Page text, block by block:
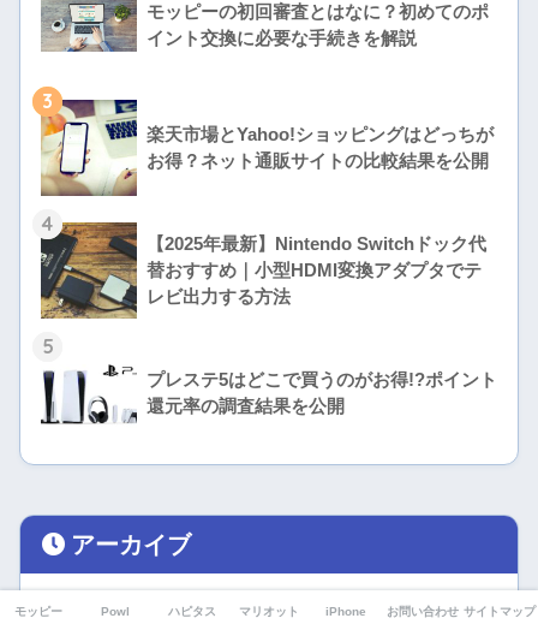
モッピーの初回審査とはなに？初めてのポ
イント交換に必要な手続きを解説
3
楽天市場とYahoo!ショッピングはどっちが
お得？ネット通販サイトの比較結果を公開
4
【2025年最新】Nintendo Switchドック代
替おすすめ｜小型HDMI変換アダプタでテ
レビ出力する方法
5
プレステ5はどこで買うのがお得!?ポイント
還元率の調査結果を公開
アーカイブ
モッピー Powl ハピタス マリオット iPhone お問い合わせ サイトマップ